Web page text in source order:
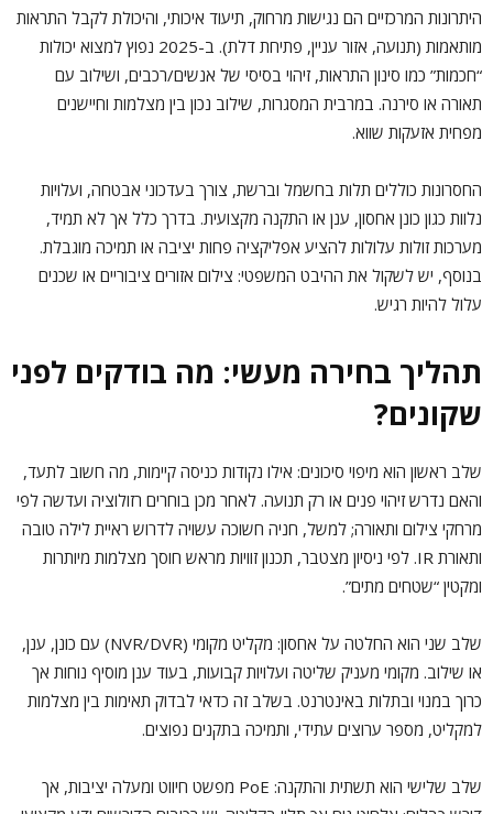
היתרונות המרכזיים הם נגישות מרחוק, תיעוד איכותי, והיכולת לקבל התראות
מותאמות (תנועה, אזור עניין, פתיחת דלת). ב-2025 נפוץ למצוא יכולות
“חכמות” כמו סינון התראות, זיהוי בסיסי של אנשים/רכבים, ושילוב עם
תאורה או סירנה. במרבית המסגרות, שילוב נכון בין מצלמות וחיישנים
מפחית אזעקות שווא.
החסרונות כוללים תלות בחשמל וברשת, צורך בעדכוני אבטחה, ועלויות
נלוות כגון כונן אחסון, ענן או התקנה מקצועית. בדרך כלל אך לא תמיד,
מערכות זולות עלולות להציע אפליקציה פחות יציבה או תמיכה מוגבלת.
בנוסף, יש לשקול את ההיבט המשפטי: צילום אזורים ציבוריים או שכנים
עלול להיות רגיש.
תהליך בחירה מעשי: מה בודקים לפני
שקונים?
שלב ראשון הוא מיפוי סיכונים: אילו נקודות כניסה קיימות, מה חשוב לתעד,
והאם נדרש זיהוי פנים או רק תנועה. לאחר מכן בוחרים רזולוציה ועדשה לפי
מרחקי צילום ותאורה; למשל, חניה חשוכה עשויה לדרוש ראיית לילה טובה
ותאורת IR. לפי ניסיון מצטבר, תכנון זוויות מראש חוסך מצלמות מיותרות
ומקטין “שטחים מתים”.
שלב שני הוא החלטה על אחסון: מקליט מקומי (NVR/DVR) עם כונן, ענן,
או שילוב. מקומי מעניק שליטה ועלויות קבועות, בעוד ענן מוסיף נוחות אך
כרוך במנוי ובתלות באינטרנט. בשלב זה כדאי לבדוק תאימות בין מצלמות
למקליט, מספר ערוצים עתידי, ותמיכה בתקנים נפוצים.
שלב שלישי הוא תשתית והתקנה: PoE מפשט חיווט ומעלה יציבות, אך